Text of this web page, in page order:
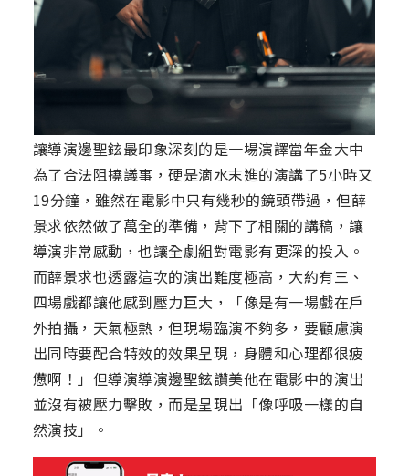
讓導演邊聖鉉最印象深刻的是一場演譯當年金大中
為了合法阻撓議事，硬是滴水末進的演講了5小時又
19分鐘，雖然在電影中只有幾秒的鏡頭帶過，但薛
景求依然做了萬全的準備，背下了相關的講稿，讓
導演非常感動，也讓全劇組對電影有更深的投入。
而薛景求也透露這次的演出難度極高，大約有三、
四場戲都讓他感到壓力巨大，「像是有一場戲在戶
外拍攝，天氣極熱，但現場臨演不夠多，要顧慮演
出同時要配合特效的效果呈現，身體和心理都很疲
憊啊！」但導演導演邊聖鉉讚美他在電影中的演出
並沒有被壓力擊敗，而是呈現出「像呼吸一樣的自
然演技」。